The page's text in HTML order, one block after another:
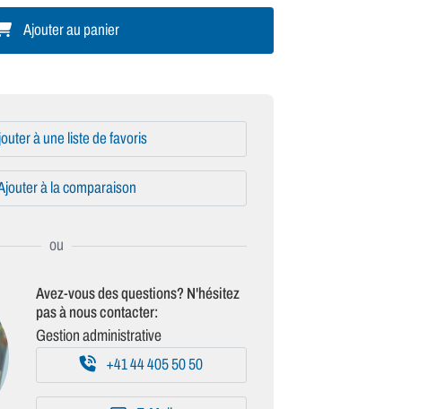
Ajouter au panier
à une liste de favoris
à la comparaison
Avez-vous des questions? N'hésitez
pas à nous contacter:
Gestion administrative
+41 44 405 50 50